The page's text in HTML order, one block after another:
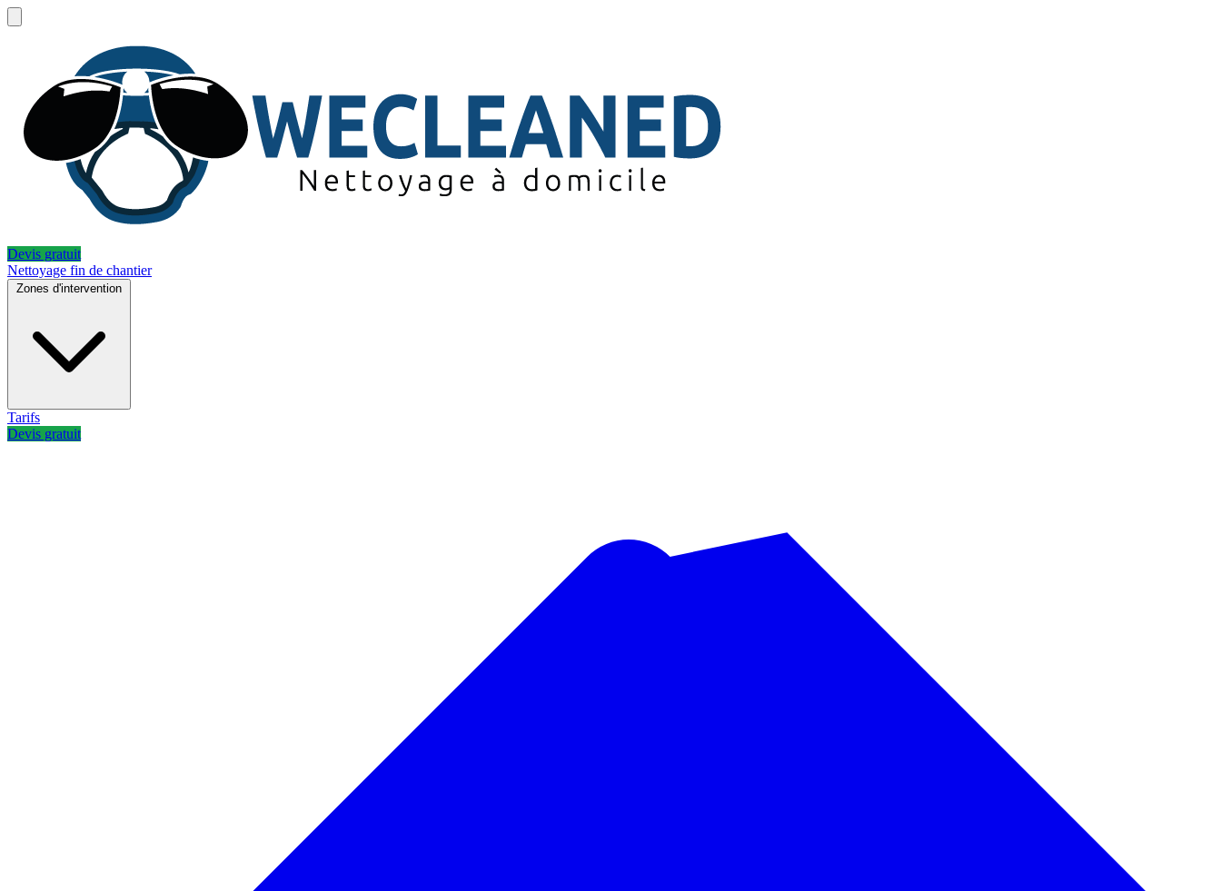
Devis gratuit
Nettoyage fin de chantier
Zones d'intervention
Tarifs
Devis gratuit